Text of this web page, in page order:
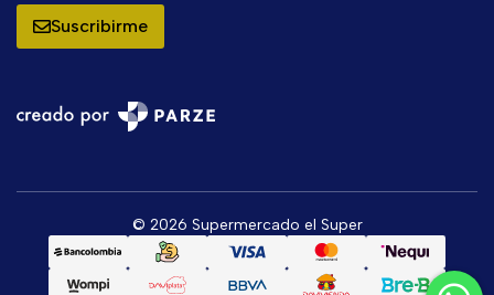
Suscribirme
© 2026 Supermercado el Super